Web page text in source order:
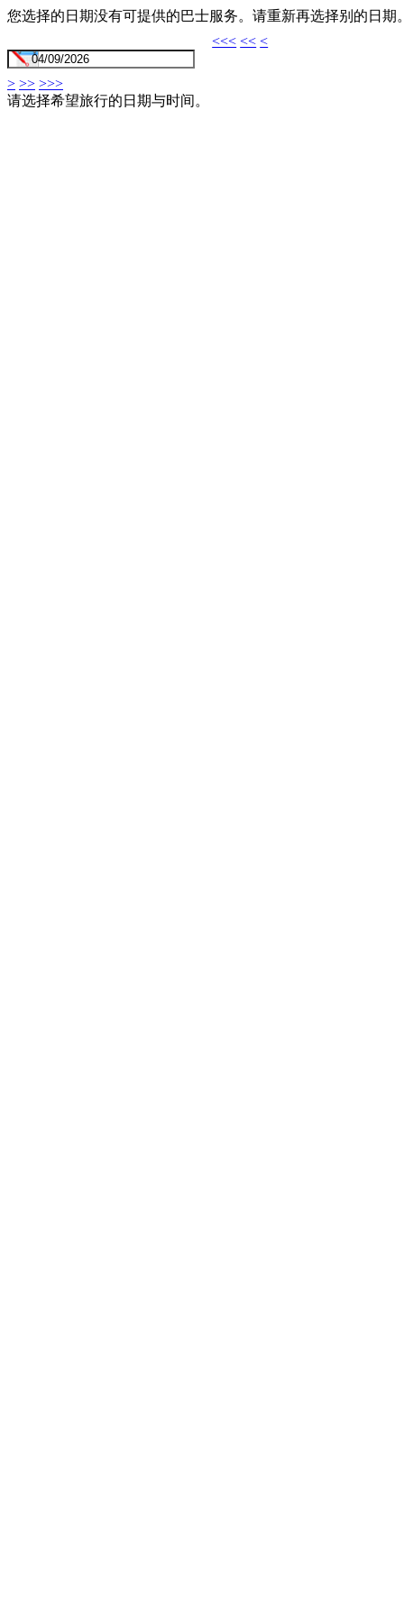
您选择的日期没有可提供的巴士服务。请重新再选择别的日期
<<< << <
> >> >>>
请选择希望旅行的日期与时间。